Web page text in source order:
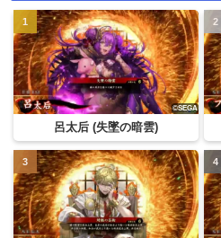
呂太后 (失墜の暗雲)